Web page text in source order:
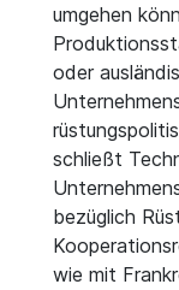
umgehen
oder
schließt
bezüglich
wie mit